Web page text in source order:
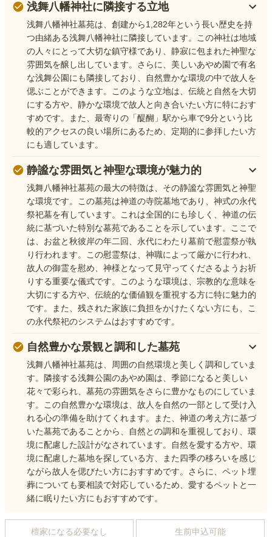
浅舞八幡神社に隣接する立地
浅舞八幡神社墓苑は、創建から1,282年という長い歴史を持
つ由緒ある浅舞八幡神社に隣接しています。この神社は地域
の人々にとって大切な鎮守様であり、静寂に包まれた神聖な
雰囲気を醸し出しています。さらに、美しいあやめ園で有名
な浅舞公園にも隣接しており、自然豊かな環境の中で故人を
偲ぶことができます。このような立地は、伝統と自然を大切
にする方や、静かな環境で故人と向き合いたい方に特におす
すめです。また、最寄りの「醍醐」駅から車で9分という比
較的アクセスの良い場所にあるため、定期的に参拝したい方
にも適しています。
静謐な雰囲気と神聖な環境が魅力的
浅舞八幡神社墓苑の最大の特徴は、その静謐な雰囲気と神聖
な環境です。この墓苑は神道の寺院墓地であり、神式の永代
祭祀墓を有しています。これは全国的にも珍しく、神道の伝
統に基づいた特別な墓苑であることを示しています。ここで
は、お盆と秋彼岸の年二回、永代にわたり墓前で慰霊祭が執
り行われます。この慰霊祭は、神職によって厳かに行われ、
故人の御霊を慰め、神様となって見守ってくださるようお祈
りする重要な儀式です。このような環境は、宗教的な意味を
大切にする方や、伝統的な価値観を重視する方に特に魅力的
です。また、残された家族に負担をかけたくない方にも、こ
の永代祭祀のシステムはおすすめです。
自然豊かな景観と調和した墓苑
浅舞八幡神社墓苑は、周囲の自然環境と美しく調和していま
す。隣接する浅舞公園のあやめ園は、季節になると美しい
花々で彩られ、墓苑の雰囲気をさらに豊かなものにしていま
す。この自然豊かな環境は、故人を自然の一部として受け入
れる心の準備を助けてくれます。また、神道の考え方に基づ
いた墓苑であることから、自然との調和を重視しており、環
境に配慮した設計がなされています。自然を愛する方や、環
境に配慮した墓地を探している方、また四季の移ろいを感じ
ながら故人を偲びたい方におすすめです。さらに、ペット埋
葬についても要相談で対応しているため、愛するペットと一
緒に眠りたい方にもおすすめです。
檀家になる必要なし 生前申込可能